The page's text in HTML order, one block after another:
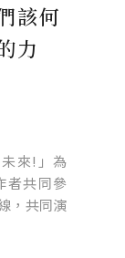
該何
力
來!」為
者共同參
，共同演